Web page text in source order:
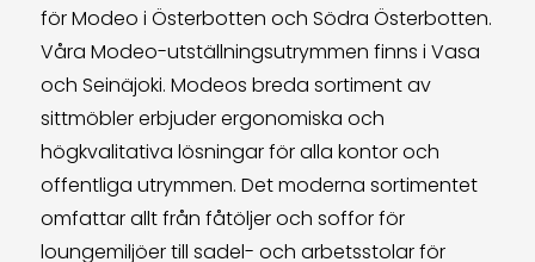
för Modeo i Österbotten och Södra Österbotten.
Våra Modeo-utställningsutrymmen finns i Vasa
och Seinäjoki. Modeos breda sortiment av
sittmöbler erbjuder ergonomiska och
högkvalitativa lösningar för alla kontor och
offentliga utrymmen. Det moderna sortimentet
omfattar allt från fåtöljer och soffor för
loungemiljöer till sadel- och arbetsstolar för